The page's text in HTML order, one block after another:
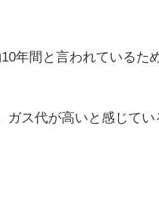
年間と言われているた
ス代が高いと感じて